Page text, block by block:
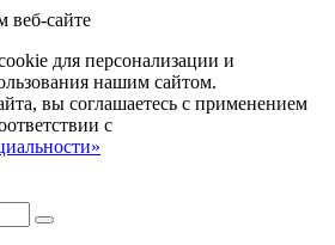
веб-сайте
для персонализации и
нашим сайтом.
вы соглашаетесь с применением
с